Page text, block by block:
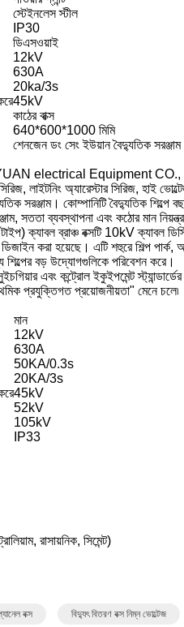
স্টেইনলেস স্টীল
IP30
ডিএসওয়াই
12kV
630A
20ka/3s
45kV
কাঠের বাক্স
640*600*1000 মিমি
শেনজেন ডং সেং ইউয়ান বৈদ্যুতিক সরঞ্জাম
Equipment CO., LTD হল
লাইটনিং অ্যারেস্টার সিরিজ, হাই
সরঞ্জাম। কোম্পানিটি বৈদ্যুতিক
সততা ব্যবস্থাপনা এবং কঠোর মান
ক্যাবল ব্রাঞ্চ বক্সটি 10kV ক্যাবল
করা হয়েছে। এটি শহুরে শিল্প পার্ক,
শিল্পের বড় উদ্যোগগুলিকে পরিবেশন করে।
এবং কন্ট্রোল ইকুইপমেন্ট
প্রযুক্তিগত প্রয়োজনীয়তা" মেনে চলে৷
মান
12kV
630A
50KA/0.3s
20KA/3s
45kV
52kV
105kV
IP33
রাসায়নিক, সিমেন্ট)
বক্স বিদ্যুৎ বিতরণ বক্স নিম্ন ভোল্টেজ